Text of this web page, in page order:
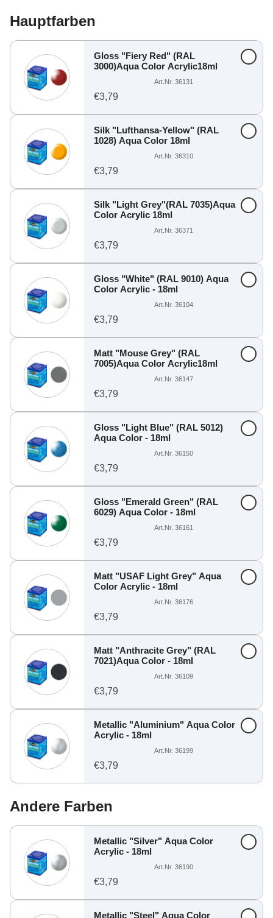
Hauptfarben
Gloss "Fiery Red" (RAL
3000)Aqua Color Acrylic18ml
Art.Nr. 36131
€3,79
Silk "Lufthansa-Yellow" (RAL
1028) Aqua Color 18ml
Art.Nr. 36310
€3,79
Silk "Light Grey"(RAL 7035)Aqua
Color Acrylic 18ml
Art.Nr. 36371
€3,79
Gloss "White" (RAL 9010) Aqua
Color Acrylic - 18ml
Art.Nr. 36104
€3,79
Matt "Mouse Grey" (RAL
7005)Aqua Color Acrylic18ml
Art.Nr. 36147
€3,79
Gloss "Light Blue" (RAL 5012)
Aqua Color - 18ml
Art.Nr. 36150
€3,79
Gloss "Emerald Green" (RAL
6029) Aqua Color - 18ml
Art.Nr. 36161
€3,79
Matt "USAF Light Grey" Aqua
Color Acrylic - 18ml
Art.Nr. 36176
€3,79
Matt "Anthracite Grey" (RAL
7021)Aqua Color - 18ml
Art.Nr. 36109
€3,79
Metallic "Aluminium" Aqua Color
Acrylic - 18ml
Art.Nr. 36199
€3,79
Andere Farben
Metallic "Silver" Aqua Color
Acrylic - 18ml
Art.Nr. 36190
€3,79
Metallic "Steel" Aqua Color